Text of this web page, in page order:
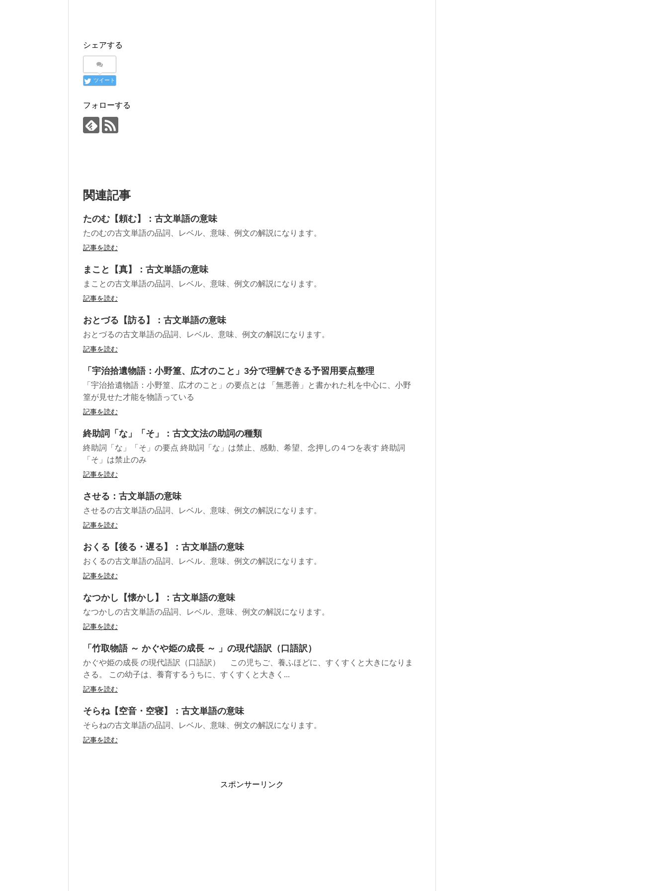
シェアする
ツイート
フォローする
関連記事
たのむ【頼む】：古文単語の意味
たのむの古文単語の品詞、レベル、意味、例文の解説になります。
記事を読む
まこと【真】：古文単語の意味
まことの古文単語の品詞、レベル、意味、例文の解説になります。
記事を読む
おとづる【訪る】：古文単語の意味
おとづるの古文単語の品詞、レベル、意味、例文の解説になります。
記事を読む
「宇治拾遺物語：小野篁、広才のこと」3分で理解できる予習用要点整理
「宇治拾遺物語：小野篁、広才のこと」の要点とは 「無悪善」と書かれた札を中心に、小野
篁が見せた才能を物語っている
記事を読む
終助詞「な」「そ」：古文文法の助詞の種類
終助詞「な」「そ」の要点 終助詞「な」は禁止、感動、希望、念押しの４つを表す 終助詞
「そ」は禁止のみ
記事を読む
させる：古文単語の意味
させるの古文単語の品詞、レベル、意味、例文の解説になります。
記事を読む
おくる【後る・遅る】：古文単語の意味
おくるの古文単語の品詞、レベル、意味、例文の解説になります。
記事を読む
なつかし【懐かし】：古文単語の意味
なつかしの古文単語の品詞、レベル、意味、例文の解説になります。
記事を読む
「竹取物語 ～ かぐや姫の成長 ～ 」の現代語訳（口語訳）
かぐや姫の成長 の現代語訳（口語訳） この児ちご、養ふほどに、すくすくと大きになりま
さる。 この幼子は、養育するうちに、すくすくと大きく...
記事を読む
そらね【空音・空寝】：古文単語の意味
そらねの古文単語の品詞、レベル、意味、例文の解説になります。
記事を読む
スポンサーリンク